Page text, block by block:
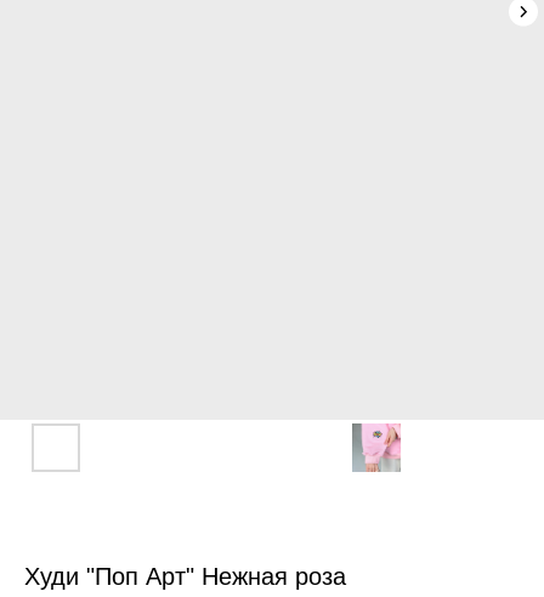
Худи "Поп Арт" Нежная роза